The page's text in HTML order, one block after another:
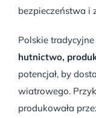
bezpieczeństwa i
Polskie tradycyjne
hutnictwo,
potencjał, by
wiatrowego.
produkowała